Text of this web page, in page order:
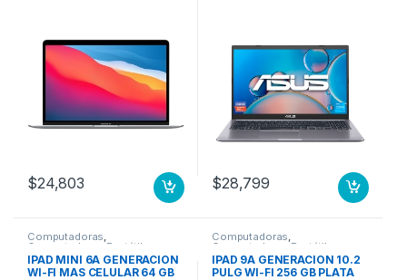
256GB SSD – Plata – macOS
Big Sur – Pantalla Retina,
Tecnología True Tone,
Tecnología conmutación
en el mismo plano (In-
plane Switching, IPS) – 15Ho
8N GPU 7N 256 GB SSD
PLATA
$24,803 $28,799
Computadoras,
Computadoras Portátiles
IPAD MINI 6A GENERACION
WI-FI MAS CELULAR 64 GB
Computadoras,
Computadoras Portátiles
IPAD 9A GENERACION 10.2
PULG WI-FI 256 GB PLATA